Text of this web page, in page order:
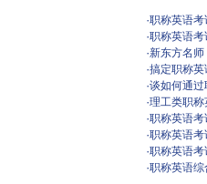
·职称英语
·职称英语
·新东方名
·搞定职称英
·谈如何通
·理工类职
·职称英语
·职称英语
·职称英语
·职称英语